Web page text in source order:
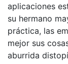
aplicaciones
su hermano
práctica, las
mejor sus
aburrida